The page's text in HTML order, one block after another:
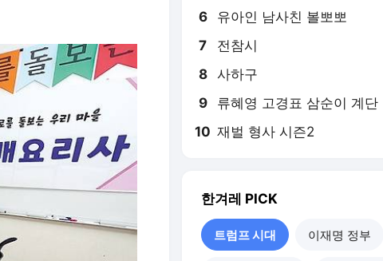
6 유아인 남사친 볼뽀뽀
7 전참시
8 사하구
9 류혜영 고경표 삼순이 계단
10 재벌 형사 시즌2
한겨레 PICK
트럼프 시대 이재명 정부